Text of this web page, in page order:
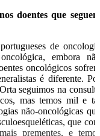
doentes que seguem
de oncologia
embora não
oncológicos sofrem
é diferente. Por
seguimos na consulta
mas temos mil e tal
não-oncológicas que
que com
prementes, e temos